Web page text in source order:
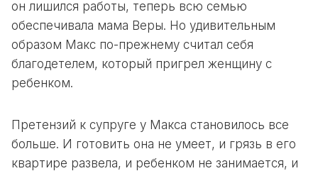
он лишился работы, теперь всю семью
обеспечивала мама Веры. Но удивительным
образом Макс по-прежнему считал себя
благодетелем, который пригрел женщину с
ребенком.
Претензий к супруге у Макса становилось все
больше. И готовить она не умеет, и грязь в его
квартире развела, и ребенком не занимается, и